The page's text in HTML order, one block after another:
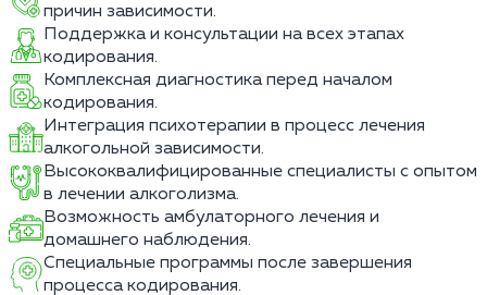
причин зависимости.
Поддержка и консультации на всех этапах
кодирования.
Комплексная диагностика перед началом
кодирования.
Интеграция психотерапии в процесс лечения
алкогольной зависимости.
Высококвалифицированные специалисты с опытом
в лечении алкоголизма.
Возможность амбулаторного лечения и
домашнего наблюдения.
Специальные программы после завершения
процесса кодирования.